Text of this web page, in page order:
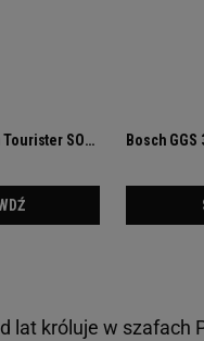
lat króluje w szafach